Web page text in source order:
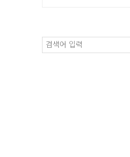
검색어 입력